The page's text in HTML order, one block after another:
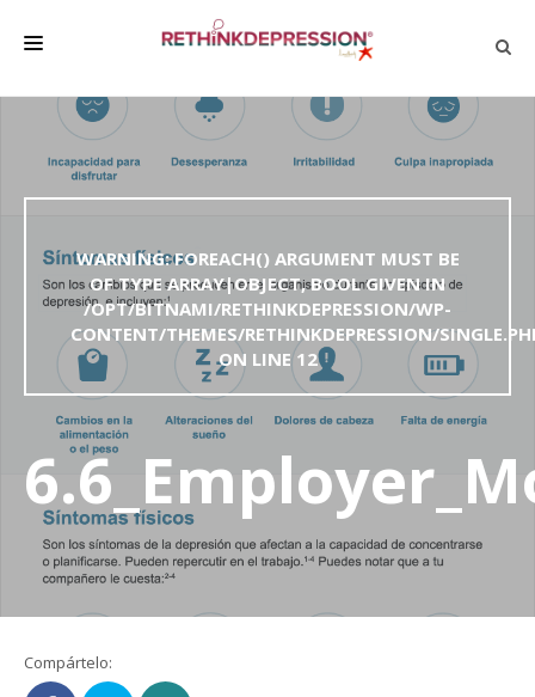
QUIÉNES SOMOS
ACERCA DE LA DEPRESIÓN
BIENESTAR
FAMILIA Y AMIGOS
EMPRESA
DEPRESSÃO SEM RODEIOS
WARNING: FOREACH() ARGUMENT MUST BE
OF TYPE ARRAY|OBJECT, BOOL GIVEN IN
/OPT/BITNAMI/RETHINKDEPRESSION/WP-
CONTENT/THEMES/RETHINKDEPRESSION/
ON LINE12
Compártelo: